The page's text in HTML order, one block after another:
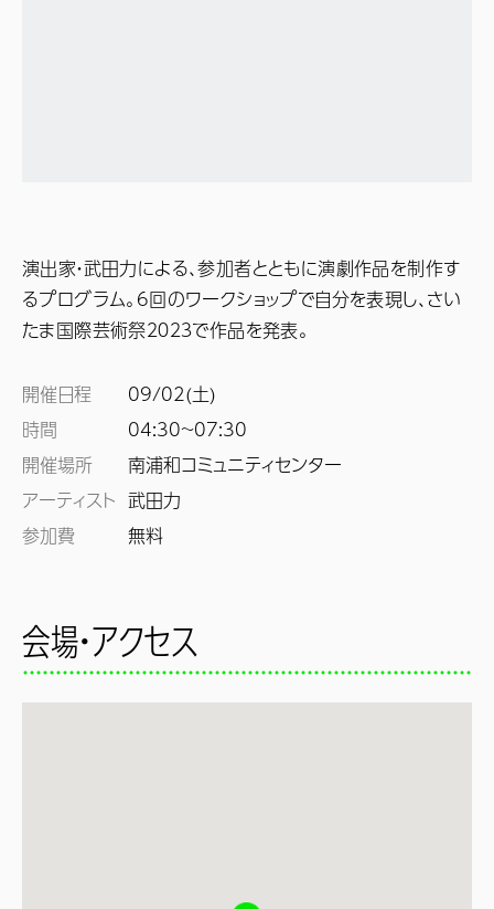
演出家・武田力による、参加者とともに演劇作品を制作す
るプログラム。6回のワークショップで自分を表現し、さい
たま国際芸術祭２０２３で作品を発表。
開催日程
09/02(土)
時間
04:30~07:30
開催場所
南浦和コミュニティセンター
アーティスト
参加費
無料
会場・アクセス